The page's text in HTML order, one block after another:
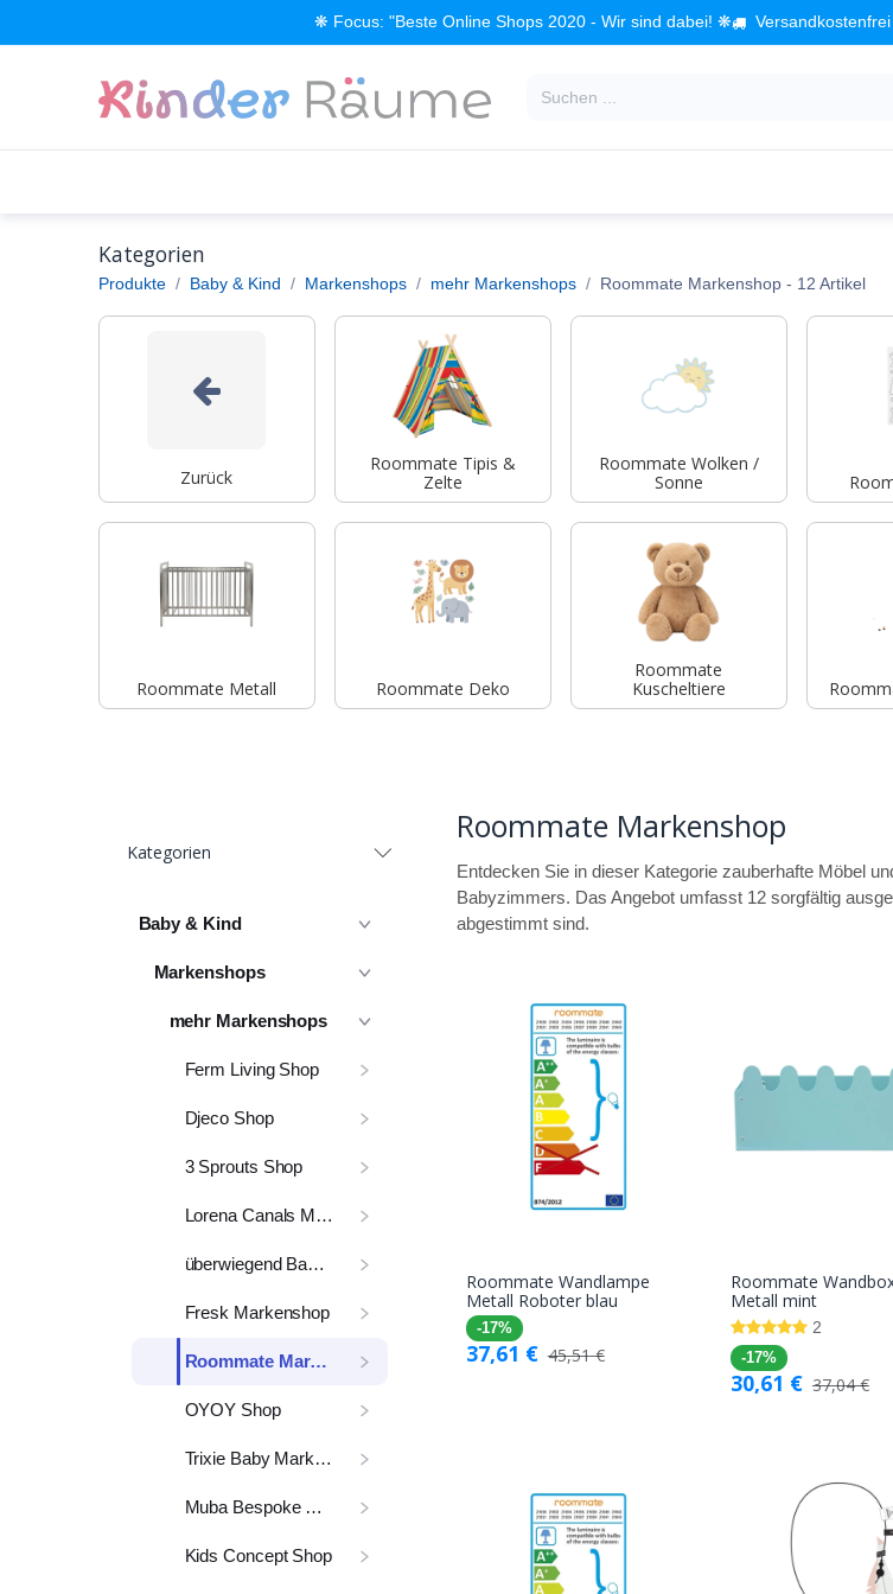
❋ Focus: "Beste Online Shops 2020 - Wir sind dabei! ❋
Kategorien
Produkte Baby & Kind Markenshops mehr Markenshops Roommate Markenshop- 12 Artikel
Zurück
Roommate Tipis &
Zelte
Roommate Wolken /
Sonne
Roommate Metall Roommate Deko
Roommate
Kuscheltiere
Kategorien
Baby & Kind
Markenshops
mehr Markenshops
Ferm Living Shop
Djeco Shop
3 Sprouts Shop
Lorena Canals Markenshop
überwiegend Babyausstattung
Fresk Markenshop
Roommate Markenshop
OYOY Shop
Trixie Baby Markenshop
Muba Bespoke Shop
Kids Concept Shop
Roommate Markenshop
Entdecken Sie in dieser Kategorie zauberhafte Möbel
Babyzimmers. Das Angebot umfasst 12 sorgfältig
abgestimmt sind.
In den
Roommate Wandlampe
Metall Roboter blau
-17%
37,61 € 45,51€
Warenkorb
Roommate
Metall mint
2
-17%
30,61 € 37,04€